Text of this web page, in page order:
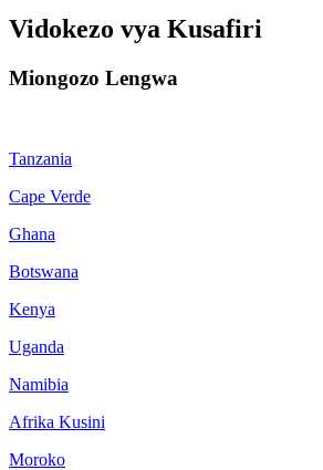
Vidokezo vya Kusafiri
Miongozo Lengwa
Tanzania
Cape Verde
Ghana
Botswana
Kenya
Uganda
Namibia
Afrika Kusini
Moroko